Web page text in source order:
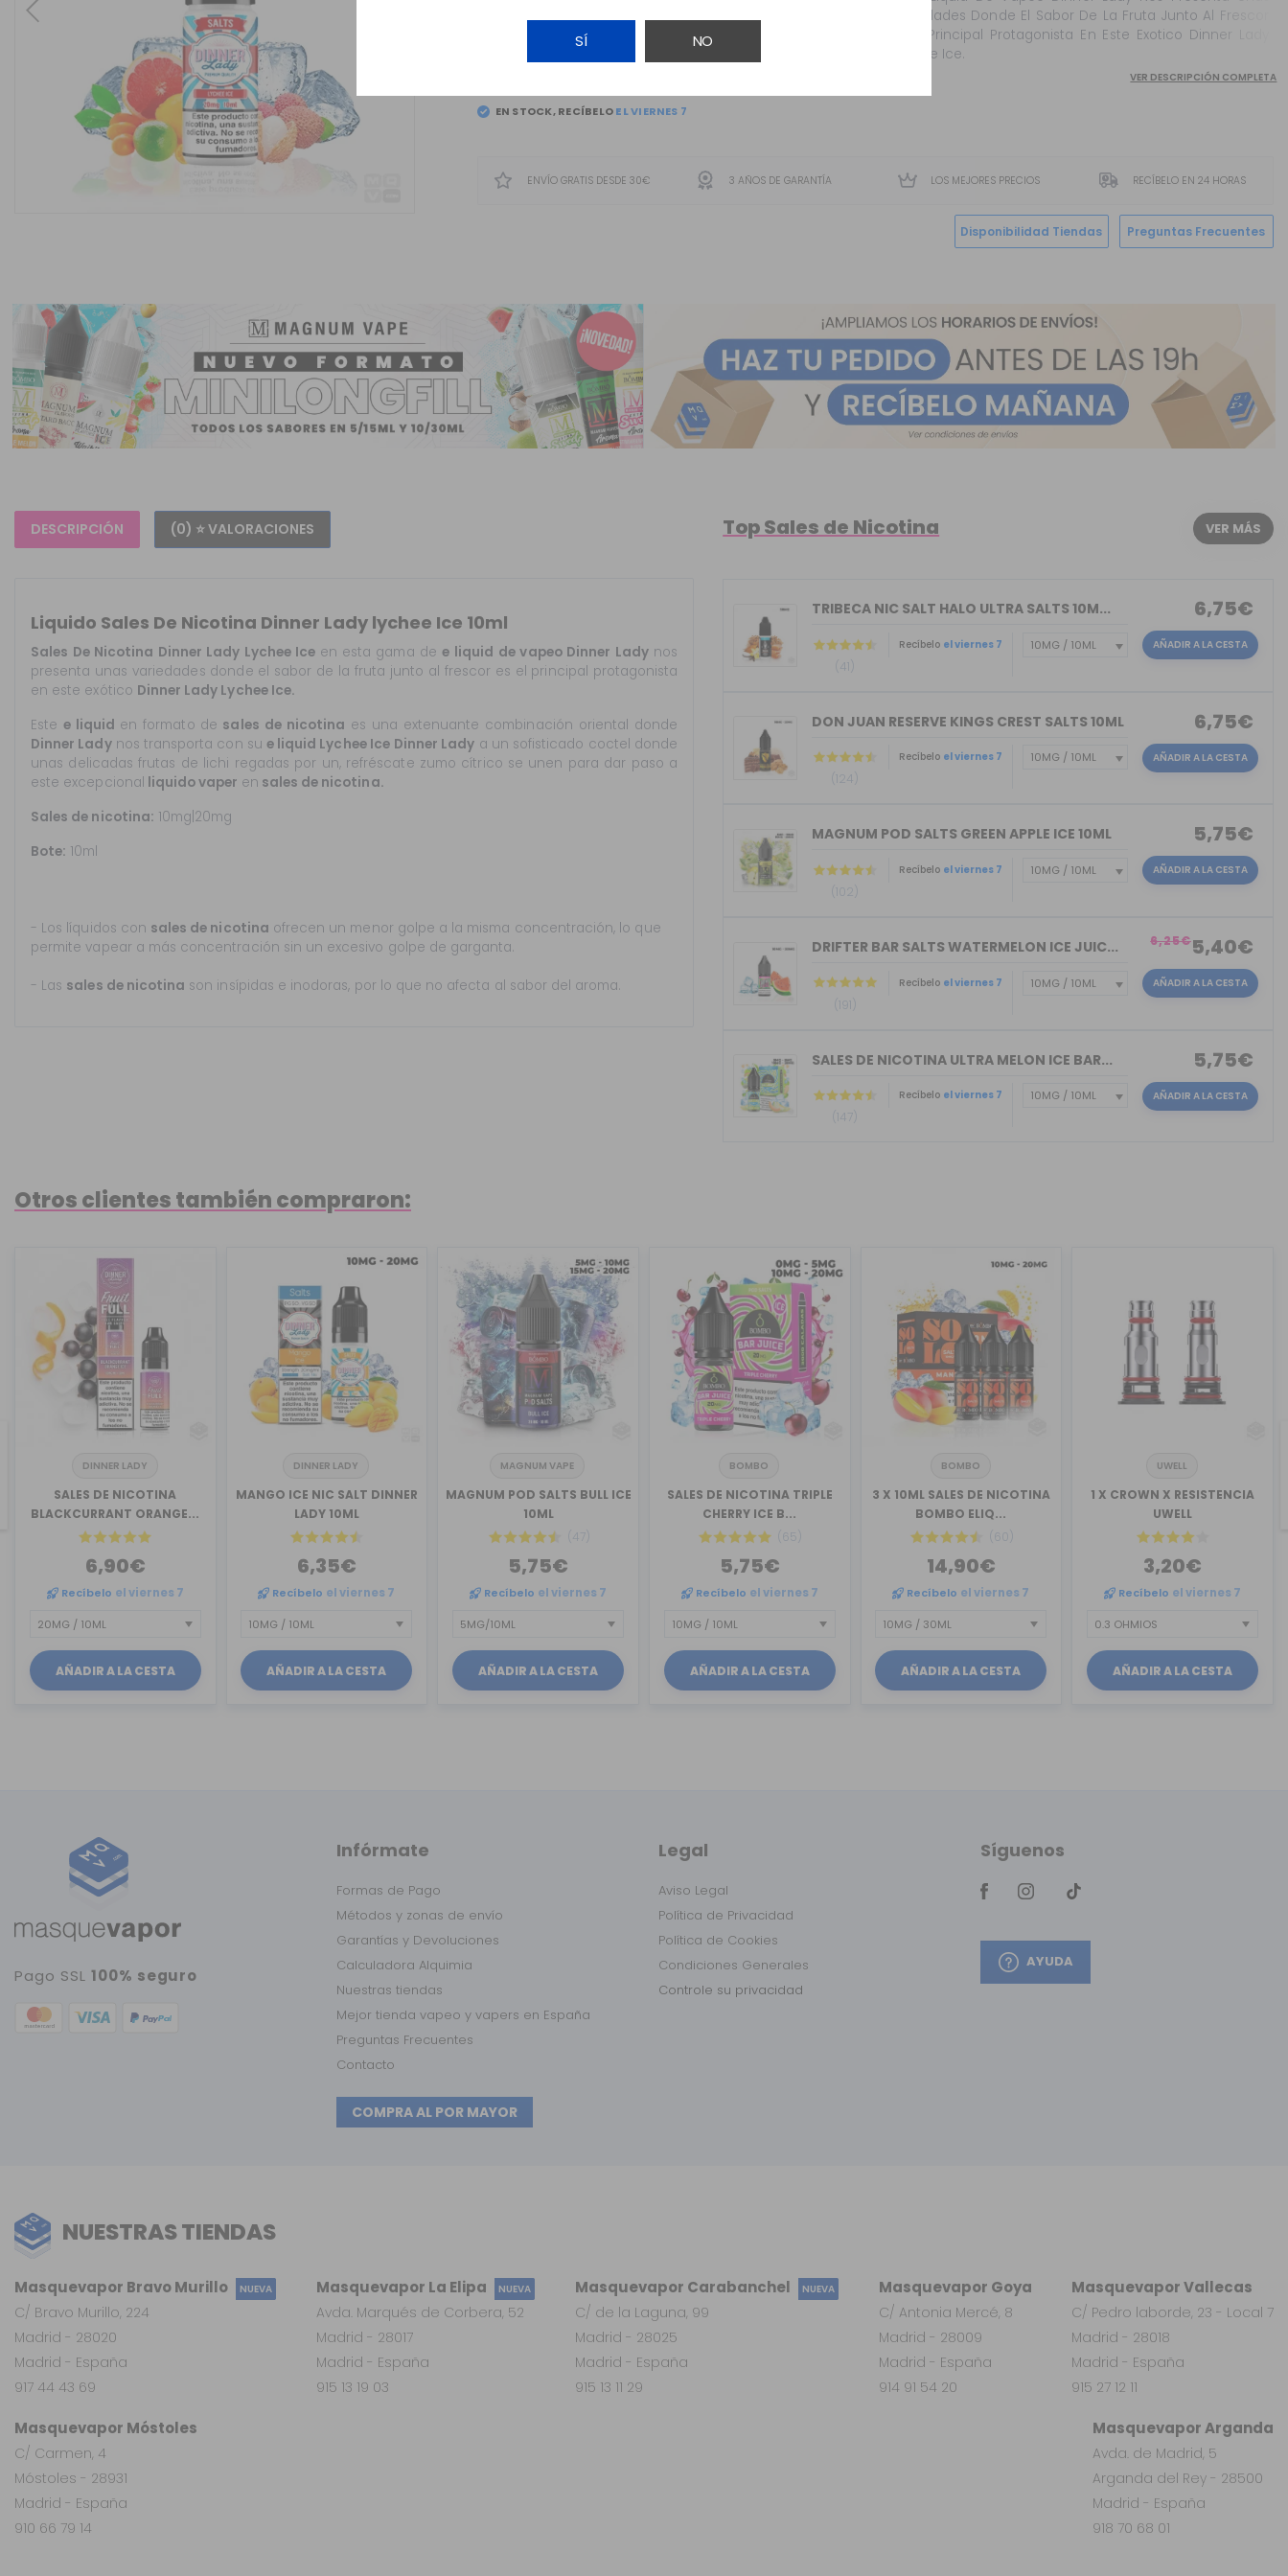
SÍ NO
Previous
EN STOCK, RECÍBELO
Variedades Donde El Sabor De La Fruta Junto Al Frescor
Es El Principal Protagonista En Este Exotico Dinner Lady
Lychee Ice.
VER DESCRIPCIÓN COMPLETA
ENVÍO GRATIS DESDE 30€ 3 AÑOS DE GARANTÍA LOS MEJORES PRECIOS RECÍBELO EN 24 HORAS
Disponibilidad Tiendas Preguntas Frecuentes
DESCRIPCIÓN (0) ⭐ VALORACIONES
Liquido Sales De Nicotina Dinner Lady lychee Ice 10ml
Sales De Nicotina Dinner Lady Lychee Ice en esta gama dee liquid de vapeo Dinner Ladynos
presenta unas variedades donde el sabor de la fruta junto al frescor es el principal protagonista
en este exótico Dinner Lady Lychee Ice.
Estee liquid en formato de sales de nicotina es una extenuante combinación oriental donde
Dinner Ladynos transporta con su e liquid Lychee Ice Dinner Lady a un sofisticado coctel donde
unas delicadas frutas de lichi regadas por un, refréscate zumo cítrico se unen para dar paso a
este excepcional liquidovaper en sales de nicotina.
Sales de nicotina: 10mg |20mg
Bote: 10ml
- Los líquidos con sales de nicotina ofrecen un menor golpe a la misma concentración, lo que
permite vapear a más concentración sin un excesivo golpe de garganta.
- Las sales de nicotina son insípidas e inodoras, por lo que no afecta al sabor del aroma.
Top Sales de Nicotina VER MÁS
TRIBECA NIC SALT HALO ULTRA SALTS 10M...
(41)
Recíbelo el viernes 7
6,75€
AÑADIR A LA CESTA
DON JUAN RESERVE KINGS CREST SALTS 10ML
(124)
Recíbelo el viernes 7
6,75€
AÑADIR A LA CESTA
MAGNUM POD SALTS GREEN APPLE ICE 10ML
(102)
Recíbelo el viernes 7
5,75€
AÑADIR A LA CESTA
DRIFTER BAR SALTS WATERMELON ICE JUIC...
(191)
Recíbelo el viernes 7
5,40€
6,25€
AÑADIR A LA CESTA
SALES DE NICOTINA ULTRA MELON ICE BAR...
(147)
Recíbelo el viernes 7
5,75€
AÑADIR A LA CESTA
Otros clientes también compraron:
DINNER LADY
SALES DE NICOTINA
BLACKCURRANT ORANGE...
6,90€
Recíbelo el viernes 7
AÑADIR A LA CESTA
DINNER LADY
MANGO ICE NIC SALT DINNER
LADY 10ML
6,35€
Recíbelo el viernes 7
AÑADIR A LA CESTA
MAGNUM VAPE
MAGNUM POD SALTS BULL ICE
10ML
(47)
5,75€
Recíbelo el viernes 7
AÑADIR A LA CESTA
BOMBO
SALES DE NICOTINA TRIPLE
CHERRY ICE B...
(65)
5,75€
Recíbelo el viernes 7
AÑADIR A LA CESTA
BOMBO
3 X 10ML SALES DE NICOTINA
BOMBO ELIQ...
(60)
14,90€
Recíbelo el viernes 7
AÑADIR A LA CESTA
UWELL
1 X CROWN X RESISTENCIA
UWELL
3,20€
Recíbelo el viernes 7
AÑADIR A LA CESTA
Pago SSL 100% seguro
Infórmate
Formas de Pago
Métodos y zonas de envío
Garantías y Devoluciones
Calculadora Alquimia
Nuestras tiendas
Mejor tienda vapeo y vapers en España
Preguntas Frecuentes
Contacto
COMPRA AL POR MAYOR
Legal
Aviso Legal
Política de Privacidad
Política de Cookies
Condiciones Generales
Controle su privacidad
Síguenos
AYUDA
NUESTRAS TIENDAS
Masquevapor Arganda
Avda. de Madrid, 5
Arganda del Rey - 28500
Madrid - España
918 70 68 01
Masquevapor Carabanchel NUEVA
C/ de la Laguna, 99
Madrid - 28025
Madrid - España
915 13 11 29
Masquevapor Vallecas
C/ Pedro laborde, 23 - Local 7
Madrid - 28018
Madrid - España
915 27 12 11
Masquevapor Móstoles
C/ Carmen, 4
Móstoles - 28931
Madrid - España
910 66 79 14
Masquevapor Goya
C/ Antonia Mercé, 8
Madrid - 28009
Madrid - España
914 91 54 20
Masquevapor La Elipa NUEVA
Avda. Marqués de Corbera, 52
Madrid - 28017
Madrid - España
915 13 19 03
Masquevapor Bravo Murillo NUEVA
C/ Bravo Murillo, 224
Madrid - 28020
Madrid - España
917 44 43 69